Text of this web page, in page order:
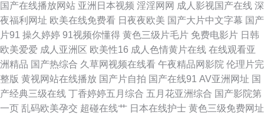
五月激情婷婷深深爱 女同精品 AV不卡在线播放 天堂男人香蕉999 A级曰逼
视频 丁香五月色播网 91嫩草国产精品 婷婷av福利 www豆花社区 无码中文
字幕懂色 久久草视频 91性福短视频 成人斗音视频 国产精品久久孕妇 老湿机
福利影院 人妖另类人兽 婷婷五月先锋 91豆花在线免费观看 91免费看片天堂
国产在线播放网站 亚洲日本视频 淫淫网网 成人影视国产在线 深
夜福利网址 欧美在线免费看 日夜夜欧美 国产大片中文字幕 国产
片91 操久婷婷 91视频你懂得 黄色三级片毛片 免费电影片 日韩
欧美爱爱 成人亚洲区 欧美性16 成人色情黄片在线 在线观看亚
洲精品 国产热综合 久草网视频在线看 午夜精品网影院 伦理片完
整版 黄视网站在线播放 国产片自拍 国产在线91 AV亚洲网址 国
产经典三级在线 丁香婷婷五月综合 五月花亚洲综合 国产影院第
一页 乱码欧美孕交 超碰在线艹 日本在线护士 黄色三级免费网址